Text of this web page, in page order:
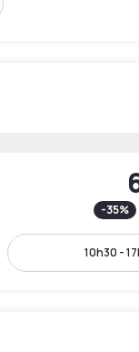
-35%
10h30 -